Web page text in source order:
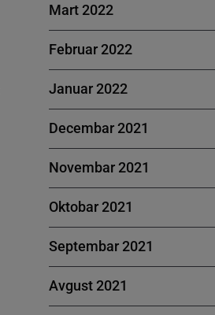
Mart 2022
Februar 2022
Januar 2022
Decembar 2021
Novembar 2021
Oktobar 2021
Septembar 2021
Avgust 2021